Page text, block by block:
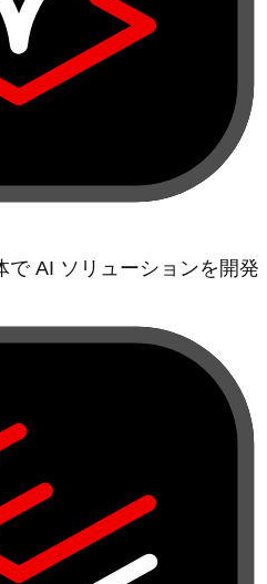
で AI ソリューションを開発